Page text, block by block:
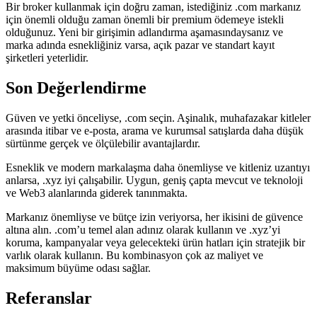
Bir broker kullanmak için doğru zaman, istediğiniz .com markanız
için önemli olduğu zaman önemli bir premium ödemeye istekli
olduğunuz. Yeni bir girişimin adlandırma aşamasındaysanız ve
marka adında esnekliğiniz varsa, açık pazar ve standart kayıt
şirketleri yeterlidir.
Son Değerlendirme
Güven ve yetki önceliyse, .com seçin. Aşinalık, muhafazakar kitleler
arasında itibar ve e-posta, arama ve kurumsal satışlarda daha düşük
sürtünme gerçek ve ölçülebilir avantajlardır.
Esneklik ve modern markalaşma daha önemliyse ve kitleniz uzantıyı
anlarsa, .xyz iyi çalışabilir. Uygun, geniş çapta mevcut ve teknoloji
ve Web3 alanlarında giderek tanınmakta.
Markanız önemliyse ve bütçe izin veriyorsa, her ikisini de güvence
altına alın. .com’u temel alan adınız olarak kullanın ve .xyz’yi
koruma, kampanyalar veya gelecekteki ürün hatları için stratejik bir
varlık olarak kullanın. Bu kombinasyon çok az maliyet ve
maksimum büyüme odası sağlar.
Referanslar